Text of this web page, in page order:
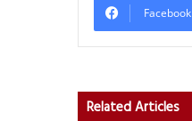
Facebook
Related Articles